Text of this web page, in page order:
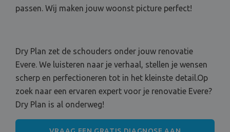
passen. Wij maken jouw woonst picture perfect!
Dry Plan zet de schouders onder jouw renovatie
Evere. We luisteren naar je verhaal, stellen je wensen
scherp en perfectioneren tot in het kleinste detail.Op
zoek naar een ervaren expert voor je renovatie Evere?
Dry Plan is al onderweg!